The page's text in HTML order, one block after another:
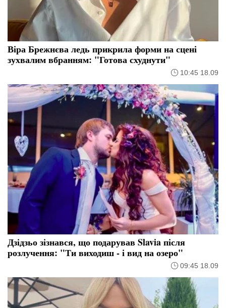
Віра Брежнєва ледь прикрила форми на сцені
зухвалим вбранням: "Готова схуднути"
10:45 18.09
Дзідзьо зізнався, що подарував Slavia після
розлучення: "Ти виходиш - і вид на озеро"
09:45 18.09